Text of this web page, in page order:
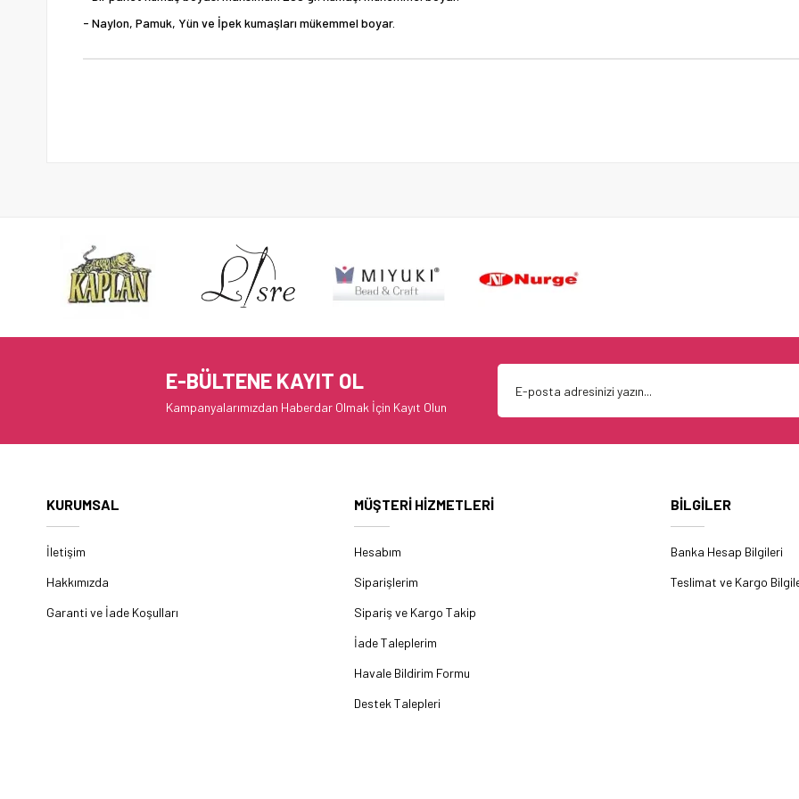
- Naylon, Pamuk, Yün ve İpek kumaşları mükemmel boyar.
E-BÜLTENE KAYIT OL
Kampanyalarımızdan Haberdar Olmak İçin Kayıt Olun
KURUMSAL
İletişim
Hakkımızda
Garanti ve İade Koşulları
MÜŞTERİ HİZMETLERİ
Hesabım
Siparişlerim
Sipariş ve Kargo Takip
İade Taleplerim
Havale Bildirim Formu
Destek Talepleri
BİLGİLER
Banka Hesap Bilgileri
Teslimat ve Kargo